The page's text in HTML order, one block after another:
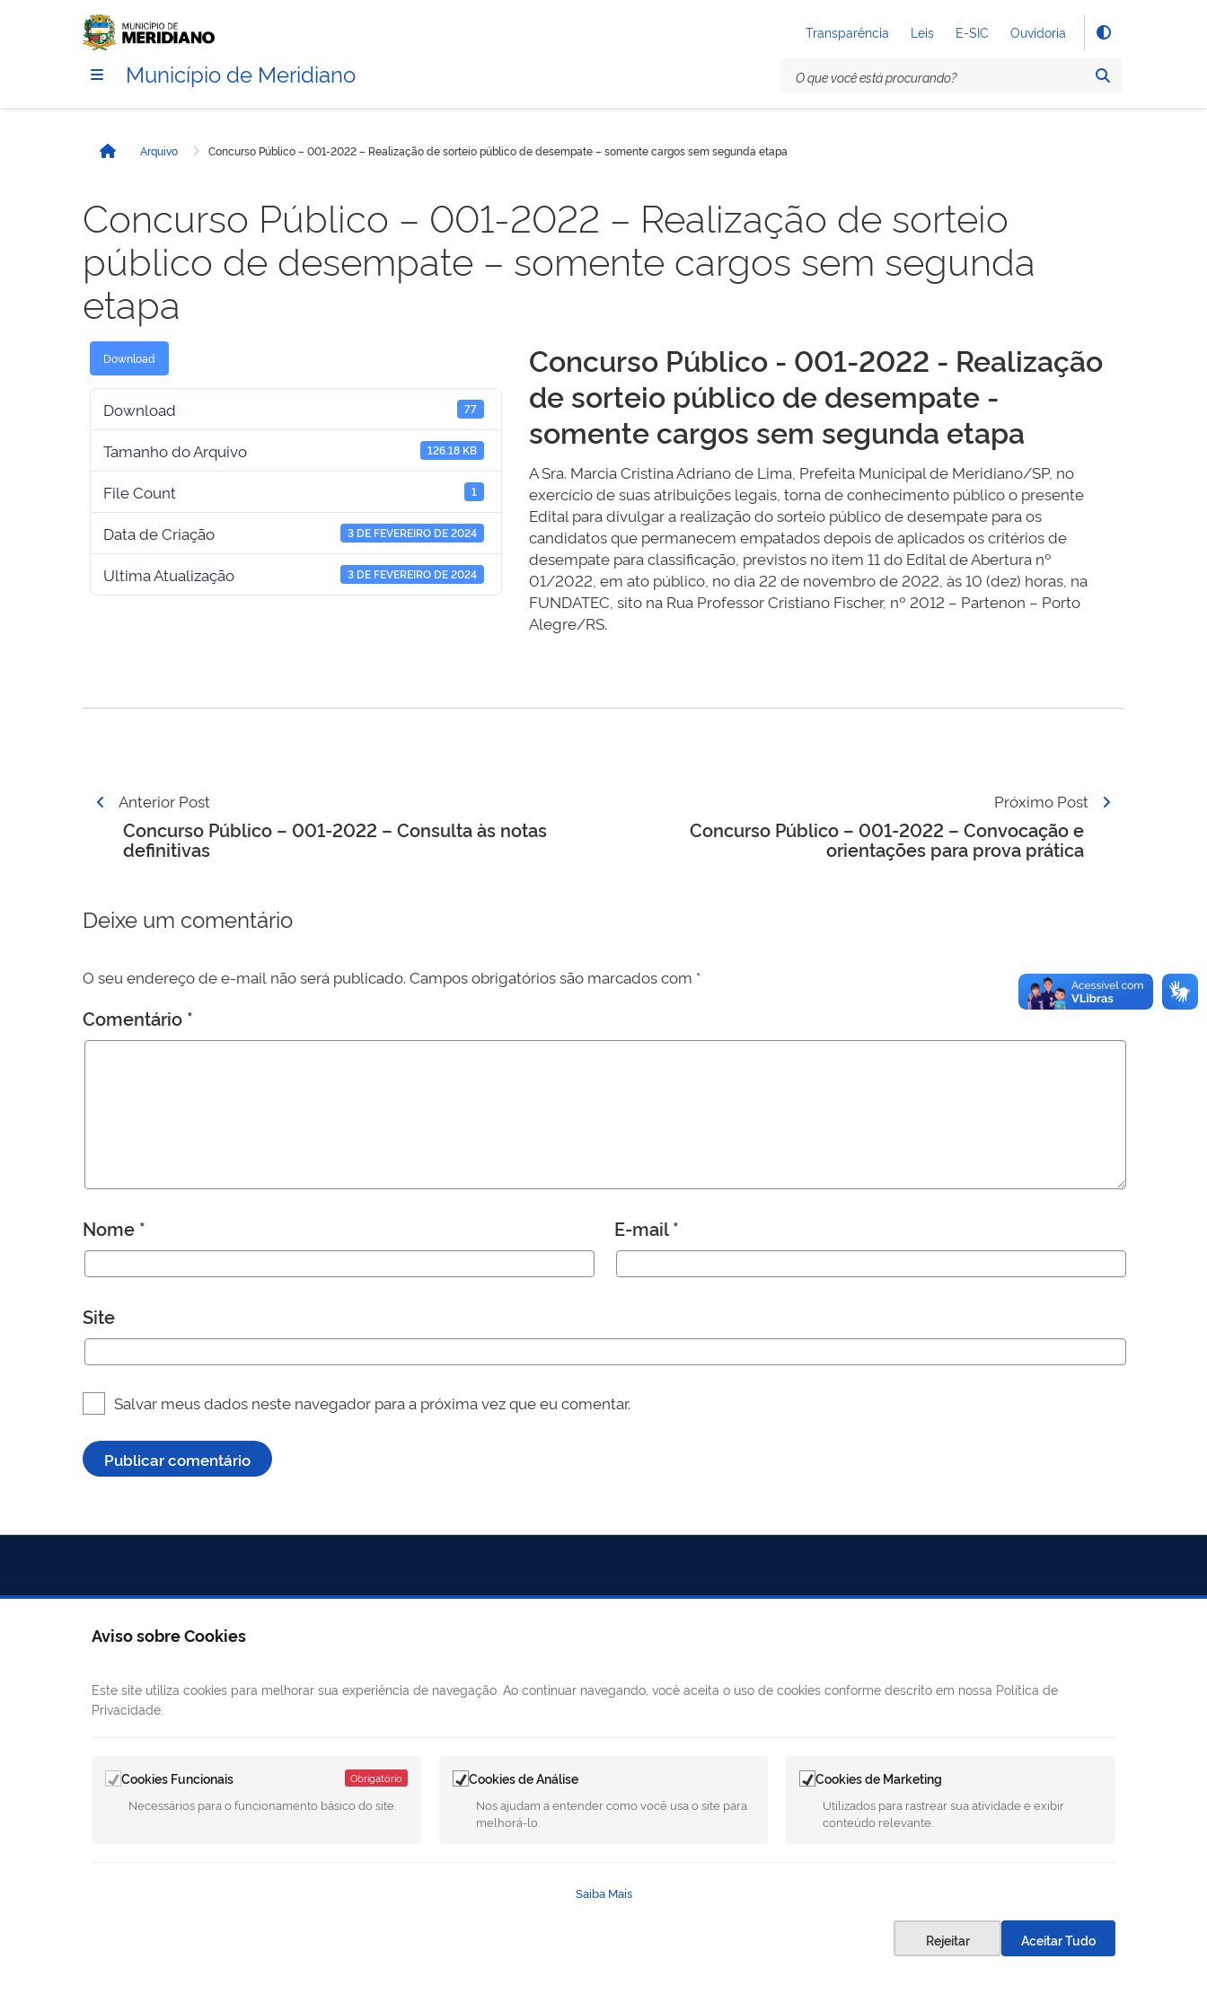
Transparência Leis E-SIC Ouvidoria
Município de Meridiano
InícioArquivo Concurso Público – 001-2022 – Realização de sorteio público de desempate – somente cargos sem segunda etapa
Concurso Público – 001-2022 – Realização de sorteio
público de desempate – somente cargos sem segunda
etapa
Download
Download 77
Tamanho do Arquivo 126.18 KB
File Count 1
Data de Criação 3 DE FEVEREIRO DE 2024
Ultima Atualização 3 DE FEVEREIRO DE 2024
Concurso Público - 001-2022 - Realização
de sorteio público de desempate -
somente cargos sem segunda etapa
A Sra. Marcia Cristina Adriano de Lima, Prefeita Municipal de Meridiano/SP, no
exercício de suas atribuições legais, torna de conhecimento público o presente
Edital para divulgar a realização do sorteio público de desempate para os
candidatos que permanecem empatados depois de aplicados os critérios de
desempate para classificação, previstos no item 11 do Edital de Abertura nº
01/2022, em ato público, no dia 22 de novembro de 2022, às 10 (dez) horas, na
FUNDATEC, sito na Rua Professor Cristiano Fischer, nº 2012 – Partenon – Porto
Alegre/RS.
Navegação
Anterior Post
Concurso Público – 001-2022 – Consulta às notas
definitivas
Próximo Post
Concurso Público – 001-2022 – Convocação e
orientações para prova prática
Deixe um comentário
O seu endereço de e-mail não será publicado. Campos obrigatórios são marcados com *
Comentário *
Nome * E-mail*
Site
Salvar meus dados neste navegador para a próxima vez que eu comentar.
SIC
Horário: segunda à sexta, das 08h às 11h e
: (17) 3475-1116 (17) 3475-1124
Aviso sobre Cookies
Este site utiliza cookies para melhorar sua experiência de navegação. Ao continuar navegando, você aceita o uso de cookies conforme descrito em nossa Política de
Privacidade.
Cookies Funcionais Obrigatório
Necessários para o funcionamento básico do site.
Cookies de Análise
Nos ajudam a entender como você usa o site para
melhorá-lo.
Cookies de Marketing
Utilizados para rastrear sua atividade e exibir
conteúdo relevante.
Saiba Mais
Rejeitar Aceitar Tudo